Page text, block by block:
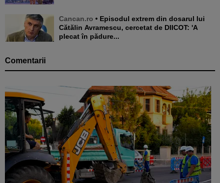
Cancan.ro • Episodul extrem din dosarul lui
Cătălin Avramescu, cercetat de DIICOT: 'A
plecat în pădure...
Comentarii